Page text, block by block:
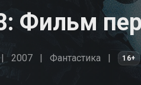
Фильм
2007 Фантастика 16+